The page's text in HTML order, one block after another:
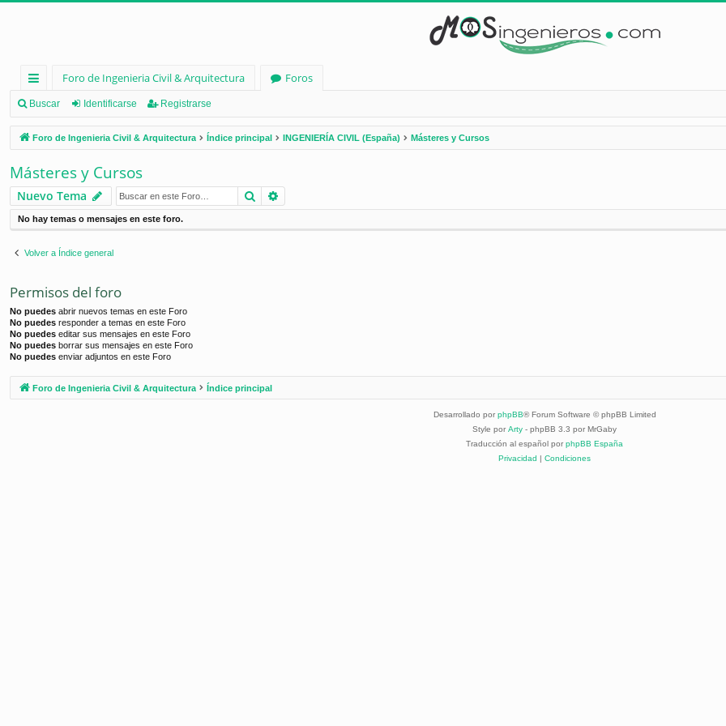
nl
ac
es
rá
pi
d
os
Foro de Ingenieria Civil & Arquitectura
Foros
Buscar Identificarse Registrarse
Foro de Ingenieria Civil & Arquitectura Índice principal INGENIERÍA CIVIL (España) Másteres y Cursos
Másteres y Cursos
Nuevo Tema Buscar
No hay temas o mensajes en este foro.
Volver a Índice general
Permisos del foro
No puedes abrir nuevos temas en este Foro
No puedes responder a temas en este Foro
No puedes editar sus mensajes en este Foro
No puedes borrar sus mensajes en este Foro
No puedes enviar adjuntos en este Foro
Foro de Ingenieria Civil & Arquitectura Índice principal
Desarrollado por phpBB® Forum Software © phpBB Limited
Style por Arty - phpBB 3.3 por MrGaby
Traducción al español por phpBB España
Privacidad | Condiciones